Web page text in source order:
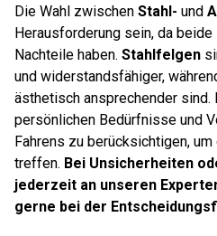
Die Wahl zwischen Stahl- und
Herausforderung sein, da
Nachteile haben. Stahlfelgen
und widerstandsfähiger,
ästhetisch ansprechender
persönlichen Bedürfnisse und
Fahrens zu berücksichtigen,
treffen. Bei Unsicherheiten
jederzeit an unseren
gerne bei der